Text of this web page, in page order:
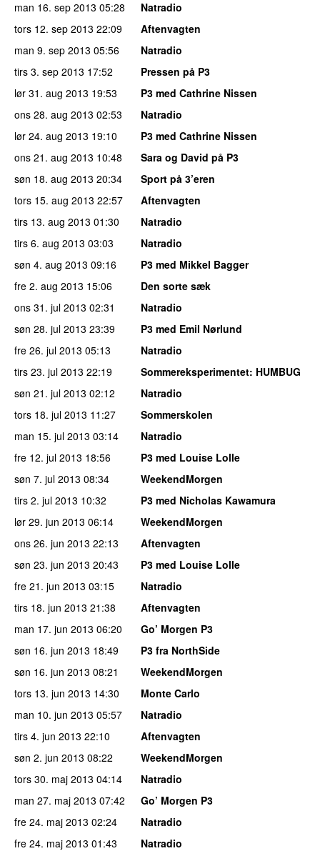
man 16. sep 2013 05:28
Natradio
tors 12. sep 2013 22:09
Aftenvagten
man 9. sep 2013 05:56
Natradio
tirs 3. sep 2013 17:52
Pressen på P3
lør 31. aug 2013 19:53
P3 med Cathrine Nissen
ons 28. aug 2013 02:53
Natradio
lør 24. aug 2013 19:10
P3 med Cathrine Nissen
ons 21. aug 2013 10:48
Sara og David på P3
søn 18. aug 2013 20:34
Sport på 3’eren
tors 15. aug 2013 22:57
Aftenvagten
tirs 13. aug 2013 01:30
Natradio
tirs 6. aug 2013 03:03
Natradio
søn 4. aug 2013 09:16
P3 med Mikkel Bagger
fre 2. aug 2013 15:06
Den sorte sæk
ons 31. jul 2013 02:31
Natradio
søn 28. jul 2013 23:39
P3 med Emil Nørlund
fre 26. jul 2013 05:13
Natradio
tirs 23. jul 2013 22:19 Sommereksperimentet: HUMBUG
søn 21. jul 2013 02:12
Natradio
tors 18. jul 2013 11:27
Sommerskolen
man 15. jul 2013 03:14
Natradio
fre 12. jul 2013 18:56
P3 med Louise Lolle
søn 7. jul 2013 08:34
WeekendMorgen
tirs 2. jul 2013 10:32
P3 med Nicholas Kawamura
lør 29. jun 2013 06:14
WeekendMorgen
ons 26. jun 2013 22:13
Aftenvagten
søn 23. jun 2013 20:43
P3 med Louise Lolle
fre 21. jun 2013 03:15
Natradio
tirs 18. jun 2013 21:38
Aftenvagten
man 17. jun 2013 06:20
Go’ Morgen P3
søn 16. jun 2013 18:49
P3 fra NorthSide
søn 16. jun 2013 08:21
WeekendMorgen
tors 13. jun 2013 14:30
Monte Carlo
man 10. jun 2013 05:57
Natradio
tirs 4. jun 2013 22:10
Aftenvagten
søn 2. jun 2013 08:22
WeekendMorgen
tors 30. maj 2013 04:14
Natradio
man 27. maj 2013 07:42
Go’ Morgen P3
fre 24. maj 2013 02:24
Natradio
fre 24. maj 2013 01:43
Natradio